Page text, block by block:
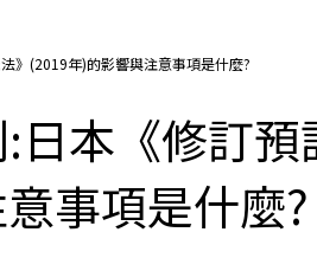
》(2019年)的影響與注意事項是什麼?
日本《修訂預
事項是什麼?